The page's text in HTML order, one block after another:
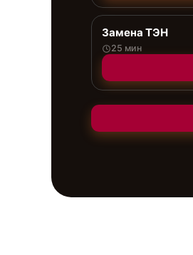
Замена ТЭН
25 мин